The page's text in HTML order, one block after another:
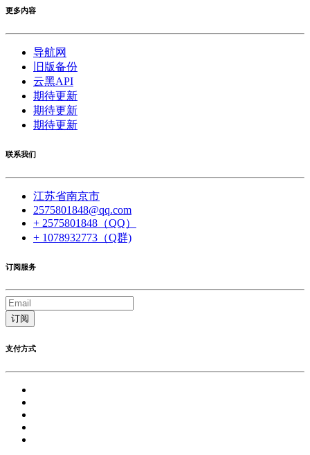
更多内容
导航网
旧版备份
云黑API
期待更新
期待更新
期待更新
联系我们
江苏省南京市
2575801848@qq.com
+ 2575801848（QQ）
+ 1078932773（Q群)
订阅服务
订阅
支付方式